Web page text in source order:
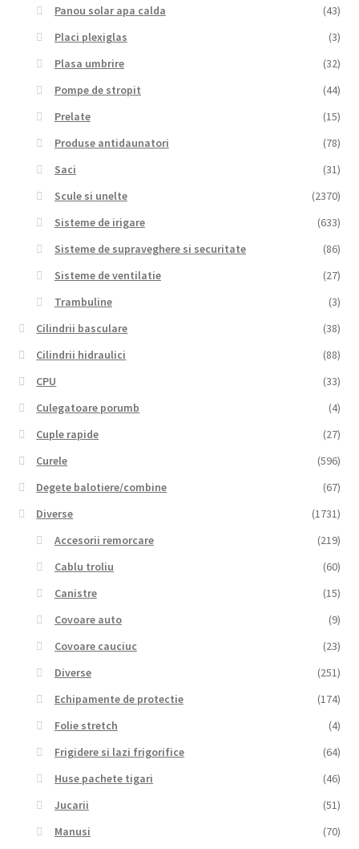
Panou solar apa calda
(43)
Placi plexiglas
(3)
Plasa umbrire
(32)
Pompe de stropit
(44)
Prelate
(15)
Produse antidaunatori
(78)
Saci
(31)
Scule si unelte
(2370)
Sisteme de irigare
(633)
Sisteme de supraveghere si securitate
(86)
Sisteme de ventilatie
(27)
Trambuline
(3)
Cilindrii basculare
(38)
Cilindrii hidraulici
(88)
CPU
(33)
Culegatoare porumb
(4)
Cuple rapide
(27)
Curele
(596)
Degete balotiere/combine
(67)
Diverse
(1731)
Accesorii remorcare
(219)
Cablu troliu
(60)
Canistre
(15)
Covoare auto
(9)
Covoare cauciuc
(23)
Diverse
(251)
Echipamente de protectie
(174)
Folie stretch
(4)
Frigidere si lazi frigorifice
(64)
Huse pachete tigari
(46)
Jucarii
(51)
Manusi
(70)